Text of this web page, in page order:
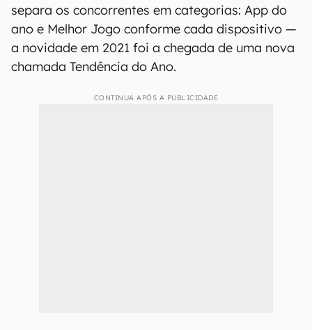
separa os concorrentes em categorias: App do
ano e Melhor Jogo conforme cada dispositivo —
a novidade em 2021 foi a chegada de uma nova
chamada Tendência do Ano.
CONTINUA APÓS A PUBLICIDADE